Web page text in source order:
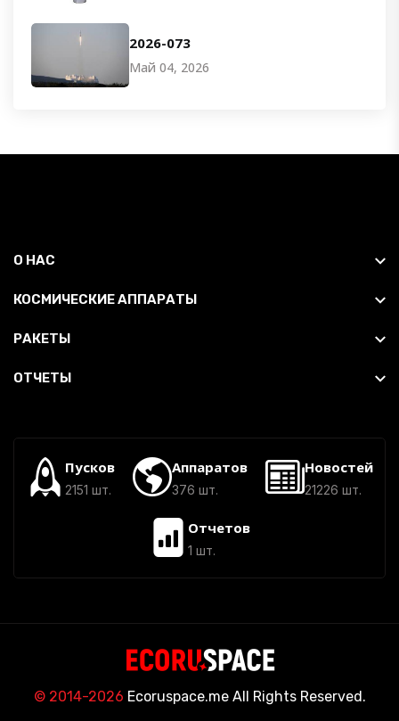
2026-073
Май 04, 2026
О НАС
КОСМИЧЕСКИЕ АППАРАТЫ
РАКЕТЫ
ОТЧЕТЫ
Пусков
2151 шт.
Аппаратов
376 шт.
Новостей
21226 шт.
Отчетов
1 шт.
© 2014-2026 Ecoruspace.me All Rights Reserved.